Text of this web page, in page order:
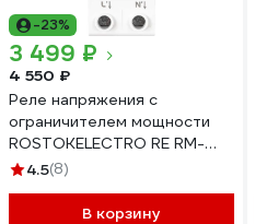
-23%
3 499 ₽
4 550 ₽
Реле напряжения с
ограничителем мощности
ROSTOKELECTRO RE RM-
14kW 46-374
4.5(8)
В корзину